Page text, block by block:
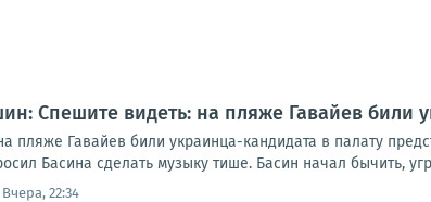
Спешите видеть: на пляже Гавайев били
пляже Гавайев били украинца-кандидата в палату
Басина сделать музыку тише. Басин начал бычить,
Вчера, 22:34